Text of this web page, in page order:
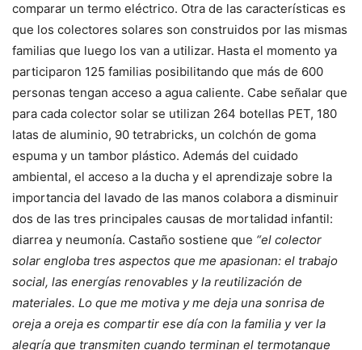
comparar un termo eléctrico. Otra de las características es
que los colectores solares son construidos por las mismas
familias que luego los van a utilizar. Hasta el momento ya
participaron 125 familias posibilitando que más de 600
personas tengan acceso a agua caliente. Cabe señalar que
para cada colector solar se utilizan 264 botellas PET, 180
latas de aluminio, 90 tetrabricks, un colchón de goma
espuma y un tambor plástico. Además del cuidado
ambiental, el acceso a la ducha y el aprendizaje sobre la
importancia del lavado de las manos colabora a disminuir
dos de las tres principales causas de mortalidad infantil:
diarrea y neumonía. Castaño sostiene que “el colector
solar engloba tres aspectos que me apasionan: el trabajo
social, las energías renovables y la reutilización de
materiales. Lo que me motiva y me deja una sonrisa de
oreja a oreja es compartir ese día con la familia y ver la
alegría que transmiten cuando terminan el termotanque